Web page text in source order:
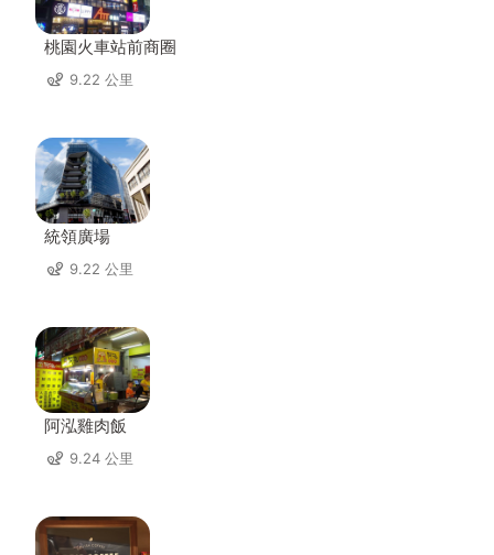
桃園火車站前商圈
9.22 公里
統領廣場
9.22 公里
阿泓雞肉飯
9.24 公里